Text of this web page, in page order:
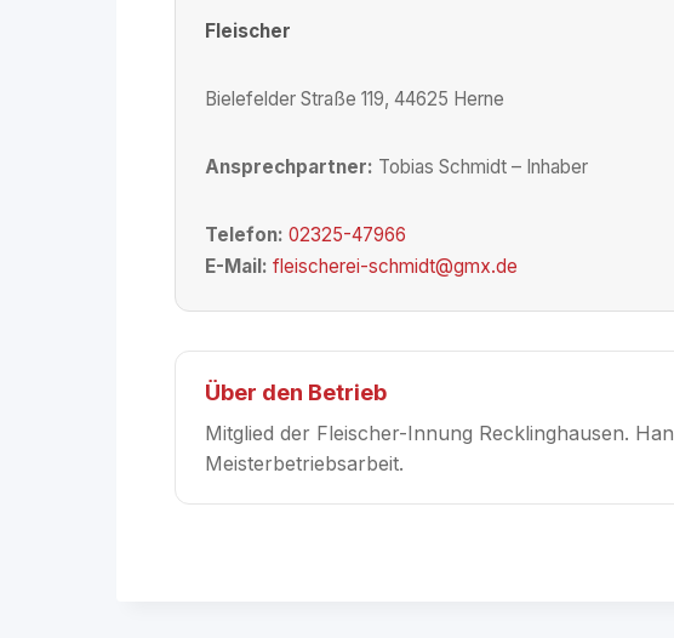
Fleischer
Bielefelder Straße 119, 44625 Herne
Ansprechpartner: Tobias Schmidt – Inhaber
Telefon: 02325-47966
E-Mail: fleischerei-schmidt@gmx.de
Über den Betrieb
Mitglied der Fleischer-Innung Recklinghausen.
Meisterbetriebsarbeit.